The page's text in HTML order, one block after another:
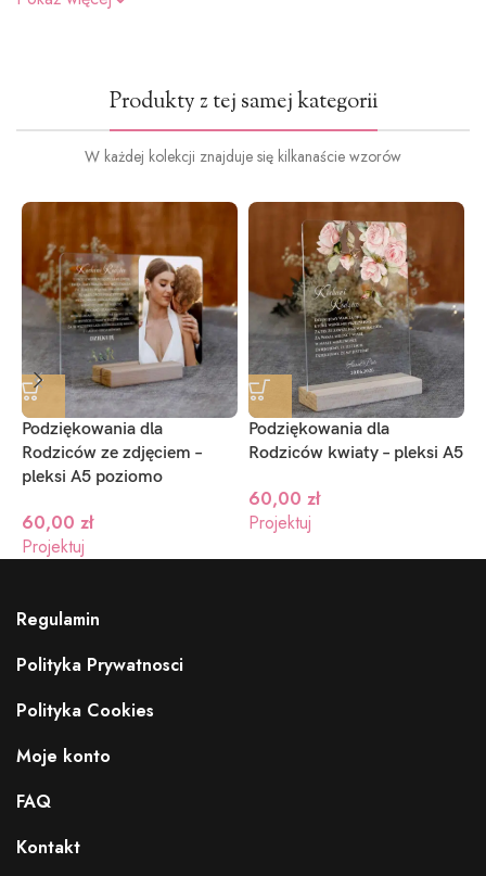
Produkty z tej samej kategorii
W każdej kolekcji znajduje się kilkanaście wzorów
Podziękowania dla
Rodziców ze zdjęciem –
pleksi A5 poziomo
60,00 zł
Projektuj
Podziękowania dla
Rodziców kwiaty – pleksi A5
60,00 zł
Projektuj
Regulamin
Polityka Prywatnosci
Polityka Cookies
Moje konto
FAQ
Kontakt